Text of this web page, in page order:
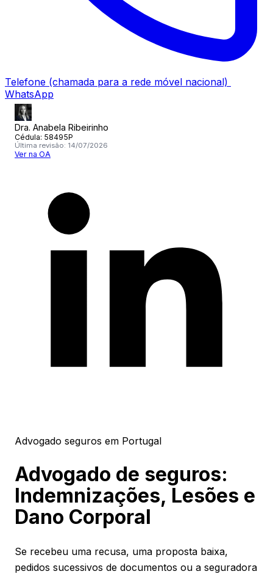
Telefone (chamada para a rede móvel nacional)
WhatsApp
Dra. Anabela Ribeirinho
Cédula: 58495P
Última revisão: 14/07/2026
Ver na OA
Advogado seguros em Portugal
Advogado de seguros:
Indemnizações, Lesões e
Dano Corporal
Se recebeu uma recusa, uma proposta baixa,
pedidos sucessivos de documentos ou a seguradora